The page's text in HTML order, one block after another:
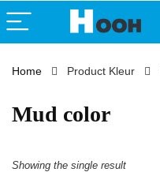
Home Product Kleur
‎Mud color
Showing the single result